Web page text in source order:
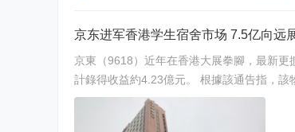
京东进军香港学生宿舍市场 7.5亿向远
京東（9618）近年在香港大展拳腳，最新
計錄得收益約4.23億